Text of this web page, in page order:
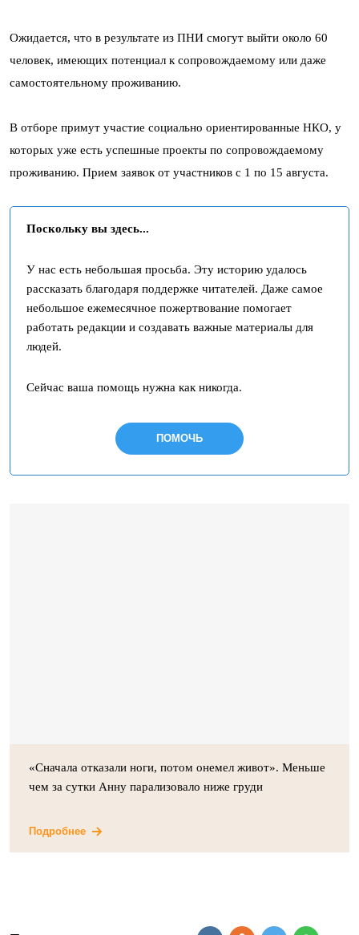
Ожидается, что в результате из ПНИ смогут выйти около 60
человек, имеющих потенциал к сопровождаемому или даже
самостоятельному проживанию.
В отборе примут участие социально ориентированные НКО, у
которых уже есть успешные проекты по сопровождаемому
проживанию. Прием заявок от участников с 1 по 15 августа.
Поскольку вы здесь...
У нас есть небольшая просьба. Эту историю удалось
рассказать благодаря поддержке читателей. Даже самое
небольшое ежемесячное пожертвование помогает
работать редакции и создавать важные материалы для
людей.
Сейчас ваша помощь нужна как никогда.
ПОМОЧЬ
«Сначала отказали ноги, потом онемел живот». Меньше
чем за сутки Анну парализовало ниже груди
Подробнее